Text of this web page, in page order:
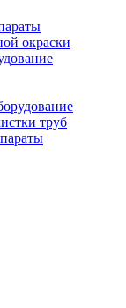
окраски
труб